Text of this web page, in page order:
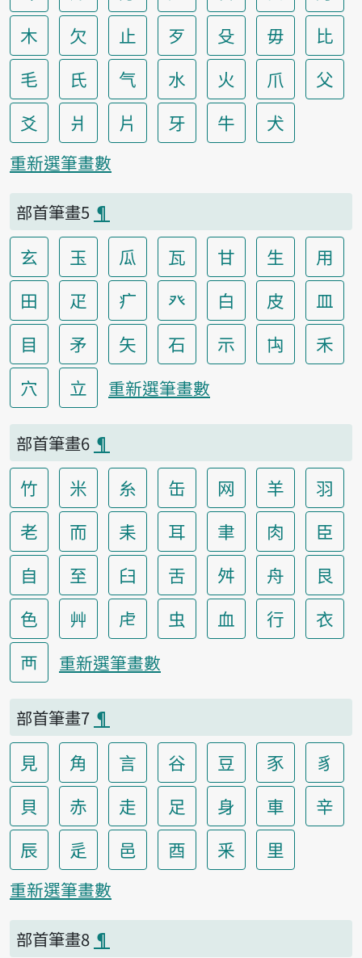
木
欠 止 歹 殳 毋
比
毛
氏 气 水 火 爪
父
爻
爿 片 牙 牛 犬
重新選筆畫數
部首筆畫5 ¶
玄 玉 瓜 瓦 甘 生
用
田
疋 疒 癶 白 皮
皿
目
矛 矢 石 示 禸
禾
穴
立 重新選筆畫數
部首筆畫6 ¶
竹 米 糸 缶 网 羊
羽
老
而 耒 耳 聿 肉
臣
自
至 臼 舌 舛 舟
艮
色
艸 虍 虫 血 行
衣
襾
重新選筆畫數
部首筆畫7 ¶
見 角 言 谷 豆 豕
豸
貝
赤 走 足 身 車
辛
辰
辵 邑 酉 釆 里
重新選筆畫數
部首筆畫8 ¶